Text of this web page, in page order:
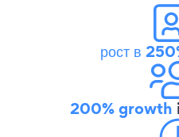
рост в
200% growth